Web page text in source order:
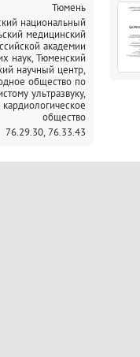
Тюмень
национальный
медицинский
академии
наук, Тюменский
научный центр,
общество по
ультразвуку,
общество
76.29.30, 76.33.43